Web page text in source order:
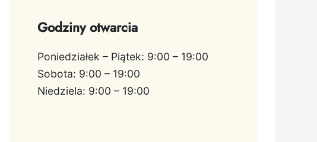
Godziny otwarcia
Poniedziałek – Piątek: 9:00 – 19:00
Sobota: 9:00 – 19:00
Niedziela: 9:00 – 19:00